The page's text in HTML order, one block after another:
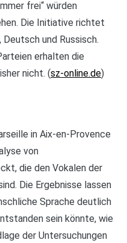
frei“ würden
Die Initiative richtet
und Russisch.
erhalten die
nicht. (sz-online.de)
in Aix-en-Provence
von
die den Vokalen der
Die Ergebnisse lassen
Sprache deutlich
sein könnte, wie
der Untersuchungen